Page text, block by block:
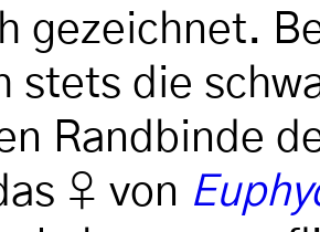
gezeichnet.
stets die
Randbinde
♀ von